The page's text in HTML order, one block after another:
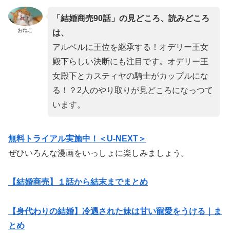
おねこ
「結婚商売90話」の見どころ、読みどころ
は、
アルベルに王位を継承する！オデリー王女
殿下らしい決断にも注目です。オデリー王
女殿下とカスティヤの騎士がカップルにな
る！？2人のやり取りが見どころになっつて
います。
無料トライアル実施中！＜U-NEXT＞
ぜひいろんな漫画をいっしょに楽しみましょう。
【結婚商売】１話から結末までまとめ
【身代わりの結婚】冷遇された妹は甘い寵愛をうける｜ま
とめ